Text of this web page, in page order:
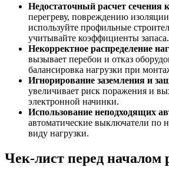
Недостаточный расчет сечения
перегреву, повреждению
используйте профильные
учитывайте коэффициенты запаса.
Некорректное распределение
вызывает перебои и отказ
балансировка нагрузки при
Игнорирование заземления и
увеличивает риск поражения и
электронной начинки.
Использование неподходящих
автоматические выключатели по
виду нагрузки.
Чек-лист перед началом